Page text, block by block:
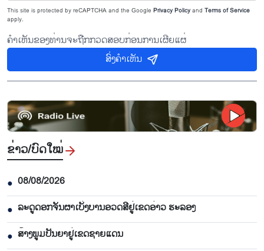
This site is protected by reCAPTCHA and the Google Privacy Policyand Terms of Service
apply.
ຄຳເຫັນຂອງທ່ານຈະຖືກກວດສອບກ່ອນການເຜີຍແຜ່
ສົ່ງຄຳເຫັນ
ຂ່າວ/ບົດ​ໃໝ່
● 08/08/2026
● ລະດູດອກຈັນຜາເບັ່ງບານອວດສີຢູ່ເຂດອ່າວ ຮະລອງ
● ສ້າງພູມປັນຍາຢູ່ເຂດຊາຍແດນ